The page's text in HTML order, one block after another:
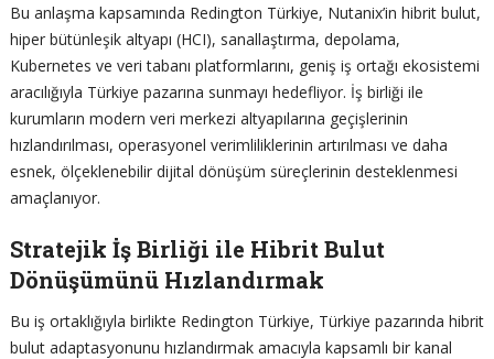
Bu anlaşma kapsamında Redington Türkiye, Nutanix’in hibrit bulut,
hiper bütünleşik altyapı (HCI), sanallaştırma, depolama,
Kubernetes ve veri tabanı platformlarını, geniş iş ortağı ekosistemi
aracılığıyla Türkiye pazarına sunmayı hedefliyor. İş birliği ile
kurumların modern veri merkezi altyapılarına geçişlerinin
hızlandırılması, operasyonel verimliliklerinin artırılması ve daha
esnek, ölçeklenebilir dijital dönüşüm süreçlerinin desteklenmesi
amaçlanıyor.
Stratejik İş Birliği ile Hibrit Bulut
Dönüşümünü Hızlandırmak
Bu iş ortaklığıyla birlikte Redington Türkiye, Türkiye pazarında hibrit
bulut adaptasyonunu hızlandırmak amacıyla kapsamlı bir kanal